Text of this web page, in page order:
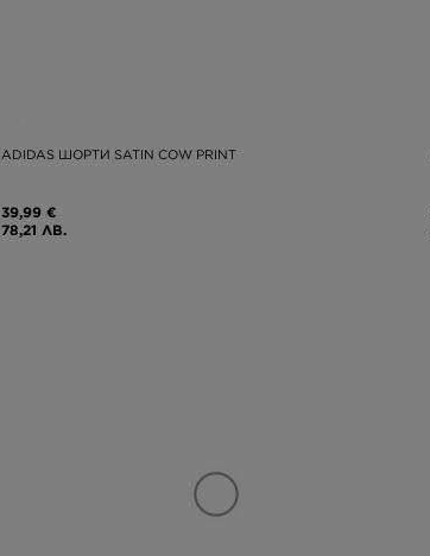
ADIDAS ШОРТИ SATIN COW PRINT
39,99 €
78,21 ЛВ.